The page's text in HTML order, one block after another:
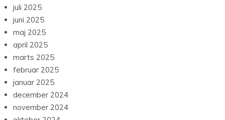
juli 2025
juni 2025
maj 2025
april 2025
marts 2025
februar 2025
januar 2025
december 2024
november 2024